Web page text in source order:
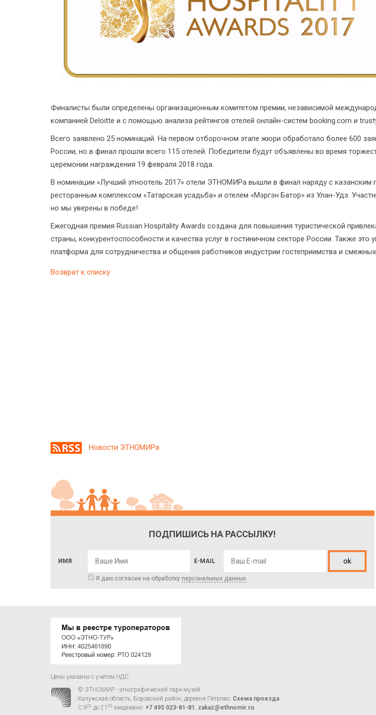
Финалисты были определены организационным комитетом премии, независимой
компанией Deloitte и с помощью анализа рейтингов отелей онлайн-систем booking.соm и
Всего заявлено 25 номинаций. На первом отборочном этапе жюри обработало более 600
России, но в финал прошли всего 115 отелей. Победители будут объявлены во время
церемонии награждения 19 февраля 2018 года.
В номинации «Лучший этноотель 2017» отели ЭТНОМИРа вышли в финал наряду с казанским
ресторанным комплексом «Татарская усадьба» и отелем «Мэргэн Батор» из Улан-Удэ.
но мы уверены в победе!
Ежегодная премия Russian Hospitality Awards создана для повышения туристической
страны, конкурентоспособности и качества услуг в гостиничном секторе России. Также это
платформа для сотрудничества и общения работников индустрии гостеприимства и
Возврат к списку
Новости ЭТНОМИРа
ПОДПИШИСЬ НА РАССЫЛКУ!
ИМЯ E-MAIL ok
Я даю согласие на обработку персональных данных
Цены указаны с учётом НДС.
© ЭТНОМИР - этнографический парк-музей
Калужская область, Боровский район, деревня Петрово. Схема проезда
С 900 до 21 00 ежедневно: +7 495 023-81-81 , zakaz@ethnomir.ru